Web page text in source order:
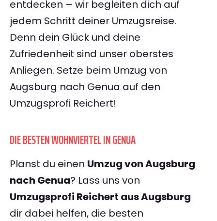
entdecken – wir begleiten dich auf
jedem Schritt deiner Umzugsreise.
Denn dein Glück und deine
Zufriedenheit sind unser oberstes
Anliegen. Setze beim Umzug von
Augsburg nach Genua auf den
Umzugsprofi Reichert!
DIE BESTEN WOHNVIERTEL IN GENUA
Planst du einen Umzug von Augsburg
nach Genua? Lass uns von
Umzugsprofi Reichert aus Augsburg
dir dabei helfen, die besten